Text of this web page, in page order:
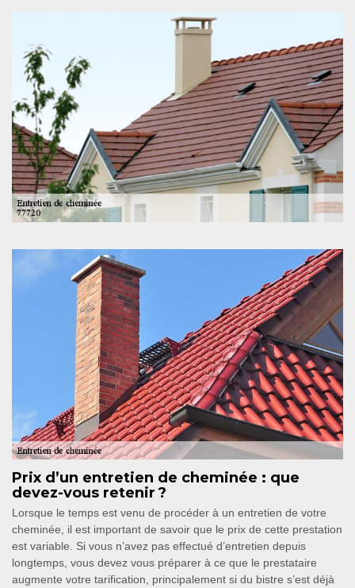
Prix d’un entretien de cheminée : que
devez-vous retenir ?
Lorsque le temps est venu de procéder à un entretien de votre
cheminée, il est important de savoir que le prix de cette prestation
est variable. Si vous n’avez pas effectué d’entretien depuis
longtemps, vous devez vous préparer à ce que le prestataire
augmente votre tarification, principalement si du bistre s’est déjà